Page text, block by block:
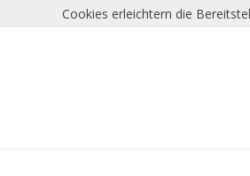
Cookies erleichtern die